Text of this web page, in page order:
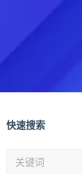
快速搜索